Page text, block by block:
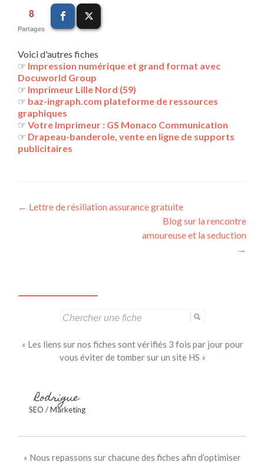
8
Partages
Voici d'autres fiches
☞ Impression numérique et grand format avec
Docuworld Group
☞ Imprimeur Lille Nord (59)
☞ baz-ingraph.com plateforme de ressources
graphiques
☞ Votre Imprimeur : GS Monaco Communication
☞ Drapeau-banderole, vente en ligne de supports
publicitaires
Navigation
← Lettre de résiliation assurance gratuite
Blog sur la rencontre
amoureuse et la seduction
→
« Les liens sur nos fiches sont vérifiés 3 fois par jour pour
vous éviter de tomber sur un site HS »
Rodrigue
SEO / Marketing
« Nous repassons sur chacune des fiches afin d’optimiser